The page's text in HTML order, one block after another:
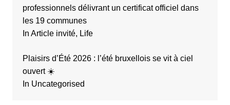
professionnels délivrant un certificat officiel dans
les 19 communes
In Article invité, Life
Plaisirs d’Été 2026 : l’été bruxellois se vit à ciel
ouvert ☀️
In Uncategorised